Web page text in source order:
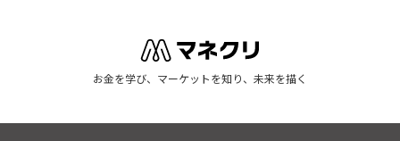
お金を学び、マーケットを知り、未来を描く